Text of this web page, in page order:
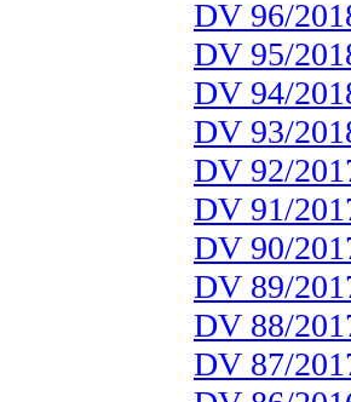
DV 96/
DV 95/
DV 94/
DV 93/
DV 92/
DV 91/
DV 90/
DV 89/
DV 88/
DV 87/